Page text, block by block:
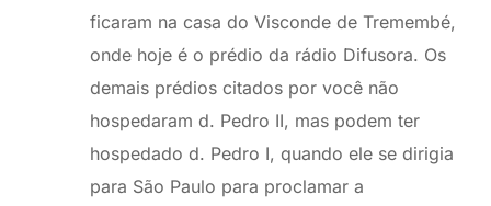
ficaram na casa do Visconde de Tremembé,
onde hoje é o prédio da rádio Difusora. Os
demais prédios citados por você não
hospedaram d. Pedro II, mas podem ter
hospedado d. Pedro I, quando ele se dirigia
para São Paulo para proclamar a